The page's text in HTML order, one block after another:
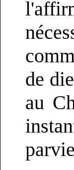
de
au